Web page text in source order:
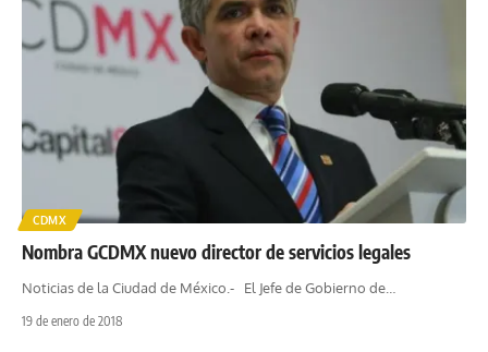
CDMX
Nombra GCDMX nuevo director de servicios legales
Noticias de la Ciudad de México.- El Jefe de Gobierno de
19 de enero de 2018